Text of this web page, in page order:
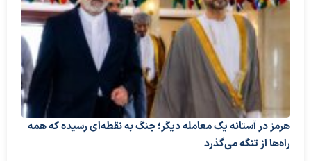
هرمز در آستانه یک معامله دیگر؛ جنگ به نقطه‌ای رسیده که همه
راه‌ها از تنگه می‌گذرد